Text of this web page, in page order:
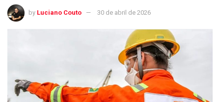
by Luciano Couto 30 de abril de 2026